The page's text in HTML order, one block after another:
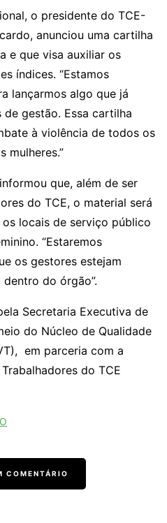
o presidente do TCE-
anunciou uma cartilha
e que visa auxiliar os
índices. “Estamos
lançarmos algo que já
gestão. Essa cartilha
à violência de todos os
mulheres.”
que, além de ser
do TCE, o material será
locais de serviço público
“Estaremos
os gestores estejam
do órgão”.
Secretaria Executiva de
do Núcleo de Qualidade
em parceria com a
do TCE
COMENTÁRIO